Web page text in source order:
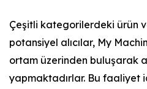
Çeşitli kategorilerdeki ürün
potansiyel alıcılar, My
ortam üzerinden buluşarak
yapmaktadırlar. Bu faaliyet